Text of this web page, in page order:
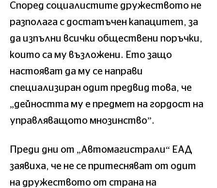
Според социалистите дружеството не
разполага с достатъчен капацитет, за
да изпълни всички обществени поръчки,
които са му възложени. Ето защо
настояват да му се направи
специализиран одит предвид това, че
„дейността му е предмет на гордост на
управляващото мнозинство”.
Преди дни от „Автомагистрали“ ЕАД
заявиха, че не се притесняват от одит
на дружеството от страна на